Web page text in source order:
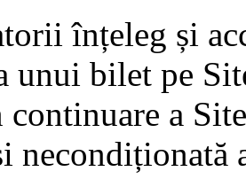
înțeleg și
unui bilet pe
a